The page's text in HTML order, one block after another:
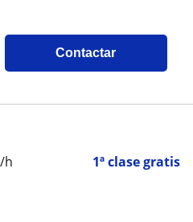
Contactar
/h 1ª clase gratis